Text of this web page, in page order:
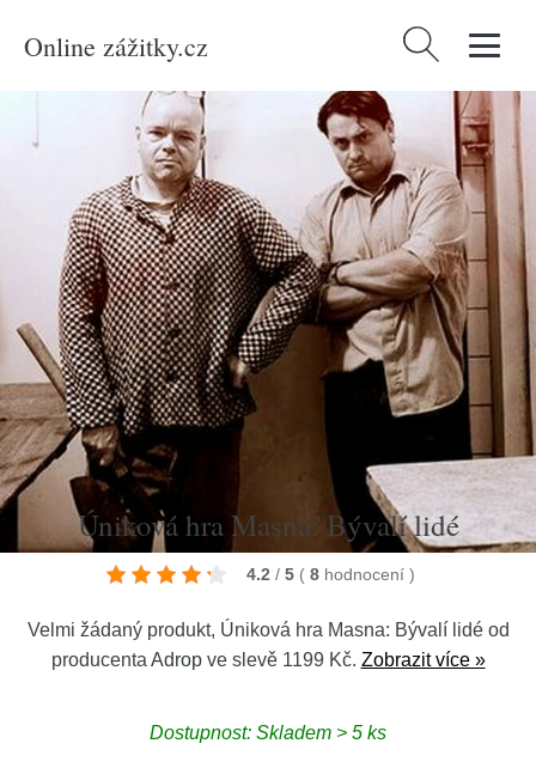
Online zážitky.cz Vyhledávání
Produkty /Zážitky Úniková hra Masna: Bývalí lidé
Úniková hra Masna: Bývalí lidé
4.2 / 5 ( 8 hodnocení )
Velmi žádaný produkt, Úniková hra Masna: Bývalí lidé od
producenta Adropve slevě 1199 Kč. Zobrazit více »
Dostupnost: Skladem > 5 ks